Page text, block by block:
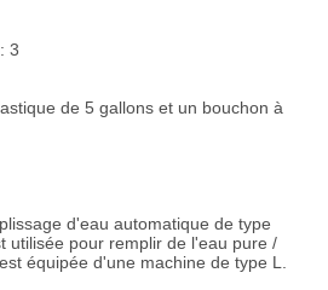
3
de 5 gallons et un bouchon à
d'eau automatique de type
utilisée pour remplir de l'eau pure /
équipée d'une machine de type L.